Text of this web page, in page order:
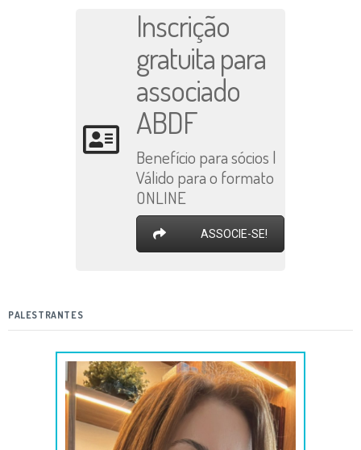
Inscrição
gratuita para
associado
ABDF
Benefício para sócios |
Válido para o formato
ONLINE
ASSOCIE-SE!
PALESTRANTES